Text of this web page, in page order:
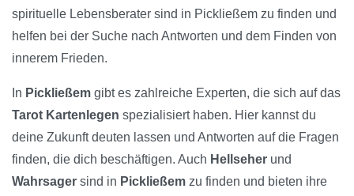
spirituelle Lebensberater sind in Pickließem zu finden und
helfen bei der Suche nach Antworten und dem Finden von
innerem Frieden.
In Pickließem gibt es zahlreiche Experten, die sich auf das
Tarot Kartenlegen spezialisiert haben. Hier kannst du
deine Zukunft deuten lassen und Antworten auf die Fragen
finden, die dich beschäftigen. Auch Hellseher und
Wahrsager sind in Pickließem zu finden und bieten ihre